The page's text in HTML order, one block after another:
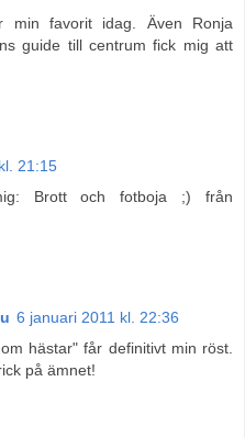
min favorit idag. Även Ronja
guide till centrum fick mig att
21:15
Brott och fotboja ;) från
6 januari 2011 kl. 22:36
hästar" får definitivt min röst.
på ämnet!